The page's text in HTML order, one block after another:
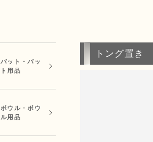
バット・バッ
ト用品
ボウル・ボウ
ル用品
トング置き